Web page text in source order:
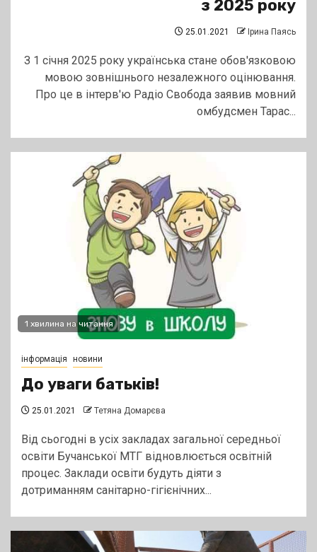
з 2025 року
25.01.2021 Ірина Паясь
З 1 січня 2025 року українська стане обов'язковою
мовою зовнішнього незалежного оцінювання.
Про це в інтерв'ю Радіо Свобода заявив мовний
омбудсмен Тарас...
1 хвилина на читання
інформація новини
До уваги батьків!
25.01.2021 Тетяна Домарєва
Від сьогодні в усіх закладах загальної середньої
освіти Бучанської МТГ відновлюється освітній
процес. Заклади освіти будуть діяти з
дотриманням санітарно-гігієнічних...